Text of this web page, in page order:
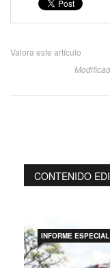
Valora este artículo
CONTENIDO
INFORME ESPECIAL